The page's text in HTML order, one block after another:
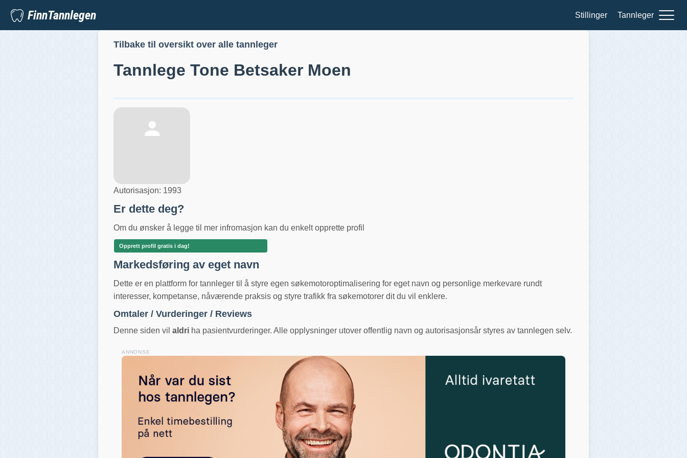
FinnTannlegen Stillinger Tannleger
Tilbake til oversikt over alle tannleger
Tannlege Tone Betsaker Moen
Autorisasjon: 1993
Er dette deg?
Om du ønsker å legge til mer infromasjon kan du enkelt opprette profil
Opprett profil gratis i dag!
Markedsføring av eget navn
Dette er en plattform for tannleger til å styre egen søkemotoroptimalisering for eget navn og personlige merkevare rundt
interesser, kompetanse, nåværende praksis og styre trafikk fra søkemotorer dit du vil enklere.
Omtaler / Vurderinger / Reviews
Denne siden vil aldri ha pasientvurderinger. Alle opplysninger utover offentlig navn og autorisasjonsår styres av tannlegen selv.
ANNONSE